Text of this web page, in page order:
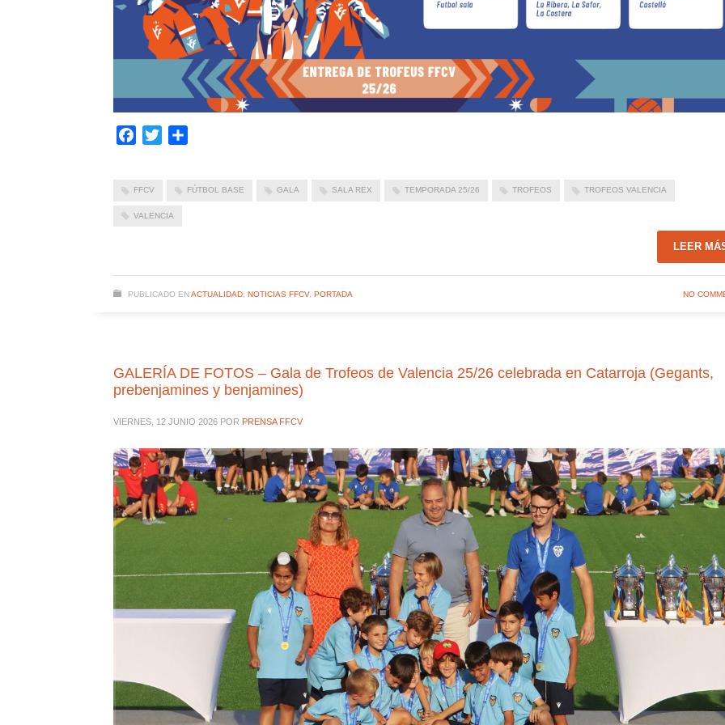
Facebook
Twitter
FFCV FÚTBOL BASE GALA SALA REX TEMPORADA 25/26 TROFEOS TROFEOS VALENCIA
VALENCIA
LEER
PUBLICADO EN ACTUALIDAD, NOTICIAS FFCV, PORTADA NO
GALERÍA DE FOTOS – Gala de Trofeos de Valencia 25/26 celebrada en Catarroja (Gegants,
prebenjamines y benjamines)
VIERNES, 12 JUNIO 2026 POR PRENSA FFCV